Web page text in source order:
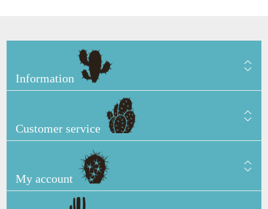
Information
Customer service
My account